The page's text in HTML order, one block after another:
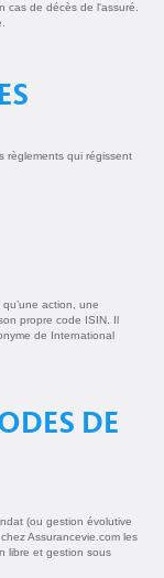
cas de décès de l'assuré.
règlements qui régissent
action, une
propre code ISIN. Il
de International
DE
(ou gestion évolutive
Assurancevie.com les
libre et gestion sous